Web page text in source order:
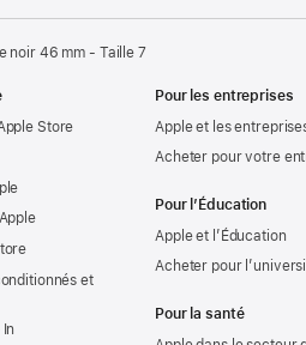
noir 46 mm - Taille 7
Store
et
Pour les entreprises
Apple et les
Acheter pour votre
Pour l’Éducation
Apple et l’Éducation
Acheter pour
Pour la santé